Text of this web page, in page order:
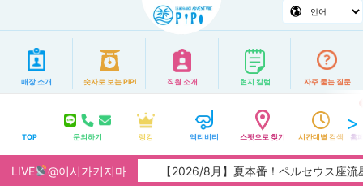
매장 소개 숫자로 보는 PiPi 직원 소개 현지 칼럼 자주 묻는 질문
TOP 문의하기 랭킹 액티비티 스팟으로 찾기 시간대별 검색 홈
LIVE @이시가키지마 【2026/8月】夏本番！ペルセウス座流星